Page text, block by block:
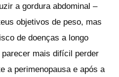
a gordura abdominal –
objetivos de peso, mas
de doenças a longo
mais difícil perder
a perimenopausa e após a